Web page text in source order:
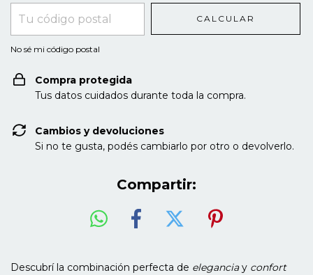
CALCULAR
No sé mi código postal
Compra protegida
Tus datos cuidados durante toda la compra.
Cambios y devoluciones
Si no te gusta, podés cambiarlo por otro o devolverlo.
Compartir:
Descubrí la combinación perfecta de eleganciay confort